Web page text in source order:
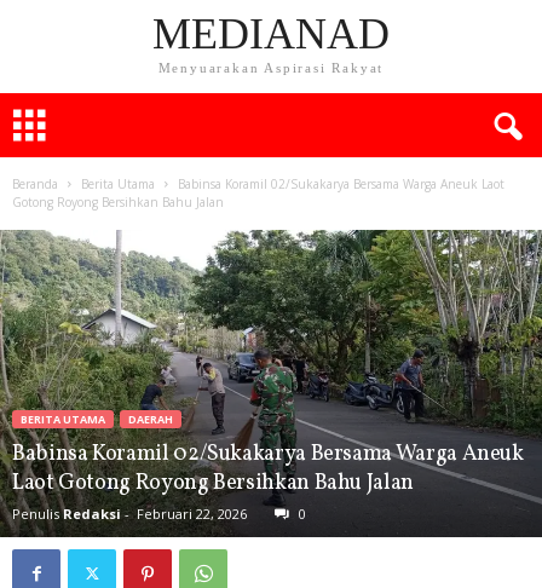
MEDIANAD
Menyuarakan Aspirasi Rakyat
Beranda Berita Utama
Babinsa Koramil 02/Sukakarya Bersama Warga Aneuk Laot
Gotong Royong Bersihkan Bahu Jalan
BERITA UTAMA DAERAH
Babinsa Koramil 02/Sukakarya Bersama Warga Aneuk
Laot Gotong Royong Bersihkan Bahu Jalan
Penulis Redaksi- Februari 22, 2026 0